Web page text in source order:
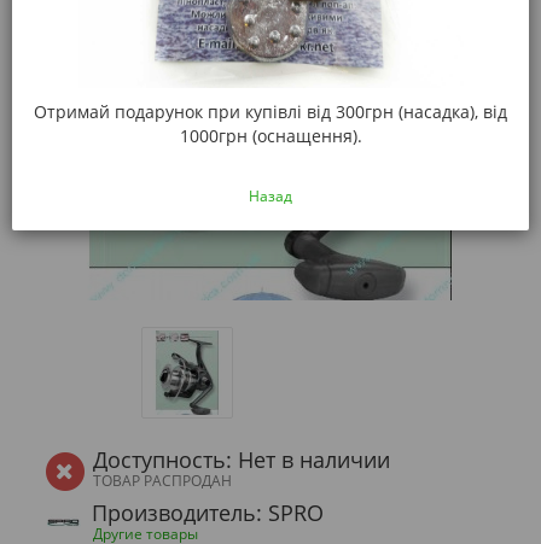
Доступность: Нет в наличии
ТОВАР РАСПРОДАН
Производитель: SPRO
Другие товары
Отримай подарунок при купівлі від 300грн (насадка), від
1000грн (оснащення).
Назад